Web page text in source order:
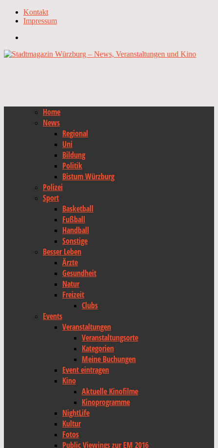
Kontakt
Impressum
Home
News
Regional
Uni
Bildung
Politik
Bistum Würzburg
Polizei
Sport
Basketball
Fußball
Handball
Sonstige
Besser Leben
Ärzte
Gesundheit
Natur
Freizeit
Clubs
Events
Veranstaltungen
Veranstaltungsorte
Kategorien
Meine Buchungen
Event eintragen
Kino
Aktuelle Kinofilme
Kinoprogramme
NightLife
Kultur
Fotos
Public Viewings zur EM 2016